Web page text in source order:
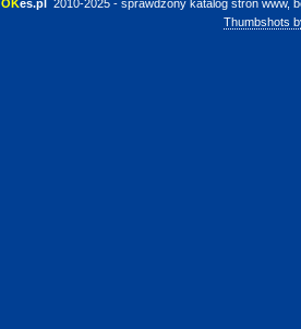
OKes.pl 2010-2025 - sprawdzony katalog stron www,
Thumbshots